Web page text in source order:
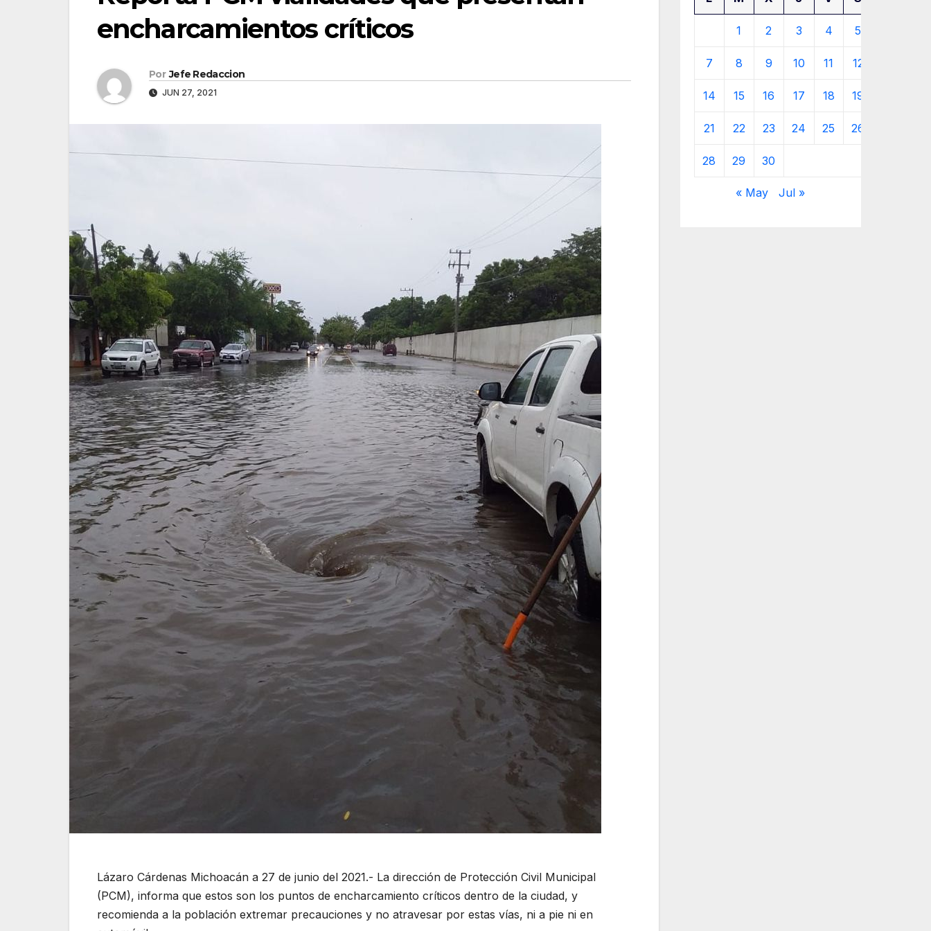
encharcamientos críticos
Por Jefe Redaccion
JUN 27, 2021
Lázaro Cárdenas Michoacán a 27 de junio del 2021.- La dirección de Protección Civil Municipal
(PCM), informa que estos son los puntos de encharcamiento críticos dentro de la ciudad, y
recomienda a la población extremar precauciones y no atravesar por estas vías, ni a pie ni en
1 2 3 4 5
7 8 9 10 11 12
14 15 16 17 18 19
21 22 23 24 25 26
28 29 30
« May Jul »